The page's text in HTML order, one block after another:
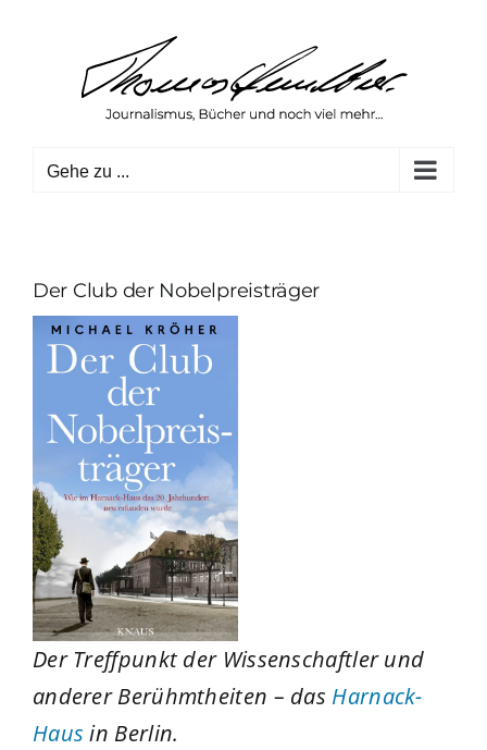
springen
Gehe zu ...
Der Club der Nobelpreisträger
Der Treffpunkt der Wissenschaftler und
anderer Berühmtheiten – das Harnack-
Haus in Berlin.